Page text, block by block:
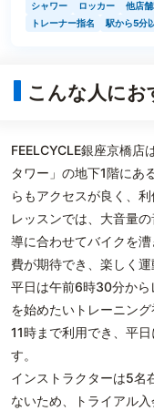
シャワー ロッカー 他店
トレーナー指名
駅から5分
こんな人にお
FEELCYCLE銀座京橋
タワー」の地下1階にあ
らもアクセスが良く、利
レッスンでは、大音量
導に合わせてバイクを
費が期待でき、楽しく
平日は午前6時30分から
を始めたいトレーニン
11時まで利用でき、平
す。
インストラクターは5名
ないため、トライアル